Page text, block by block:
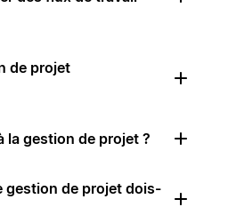
de projet
la gestion de projet ?
gestion de projet dois-